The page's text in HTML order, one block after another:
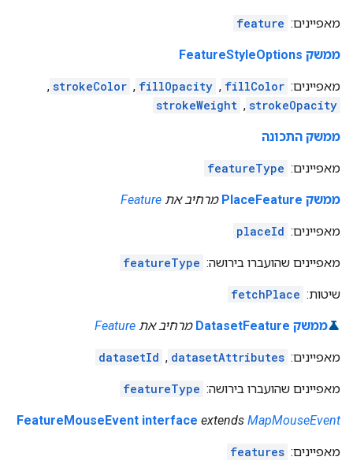
מאפיינים: feature
ממשק FeatureStyleOptions
מאפיינים: fillColor
,
fillOpacity
,
strokeColor
,
strokeOpacity
,
strokeWeight
ממשק התכונה
מאפיינים: featureType
ממשק PlaceFeature מרחיב את Feature
מאפיינים: placeId
מאפיינים שהועברו בירושה: featureType
שיטות: fetchPlace
ממשק DatasetFeature מרחיב את Feature
מאפיינים: datasetAttributes
,
datasetId
מאפיינים שהועברו בירושה: featureType
FeatureMouseEvent interface extends MapMouseEvent
מאפיינים: features